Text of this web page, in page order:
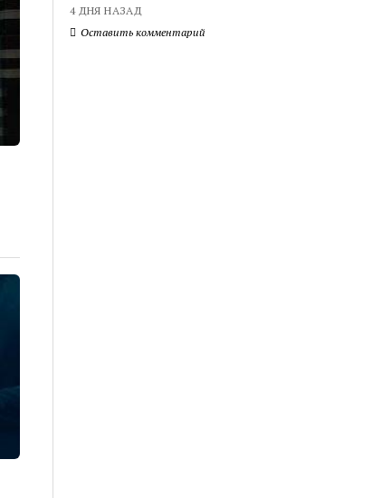
4 ДНЯ НАЗАД
Оставить комментарий